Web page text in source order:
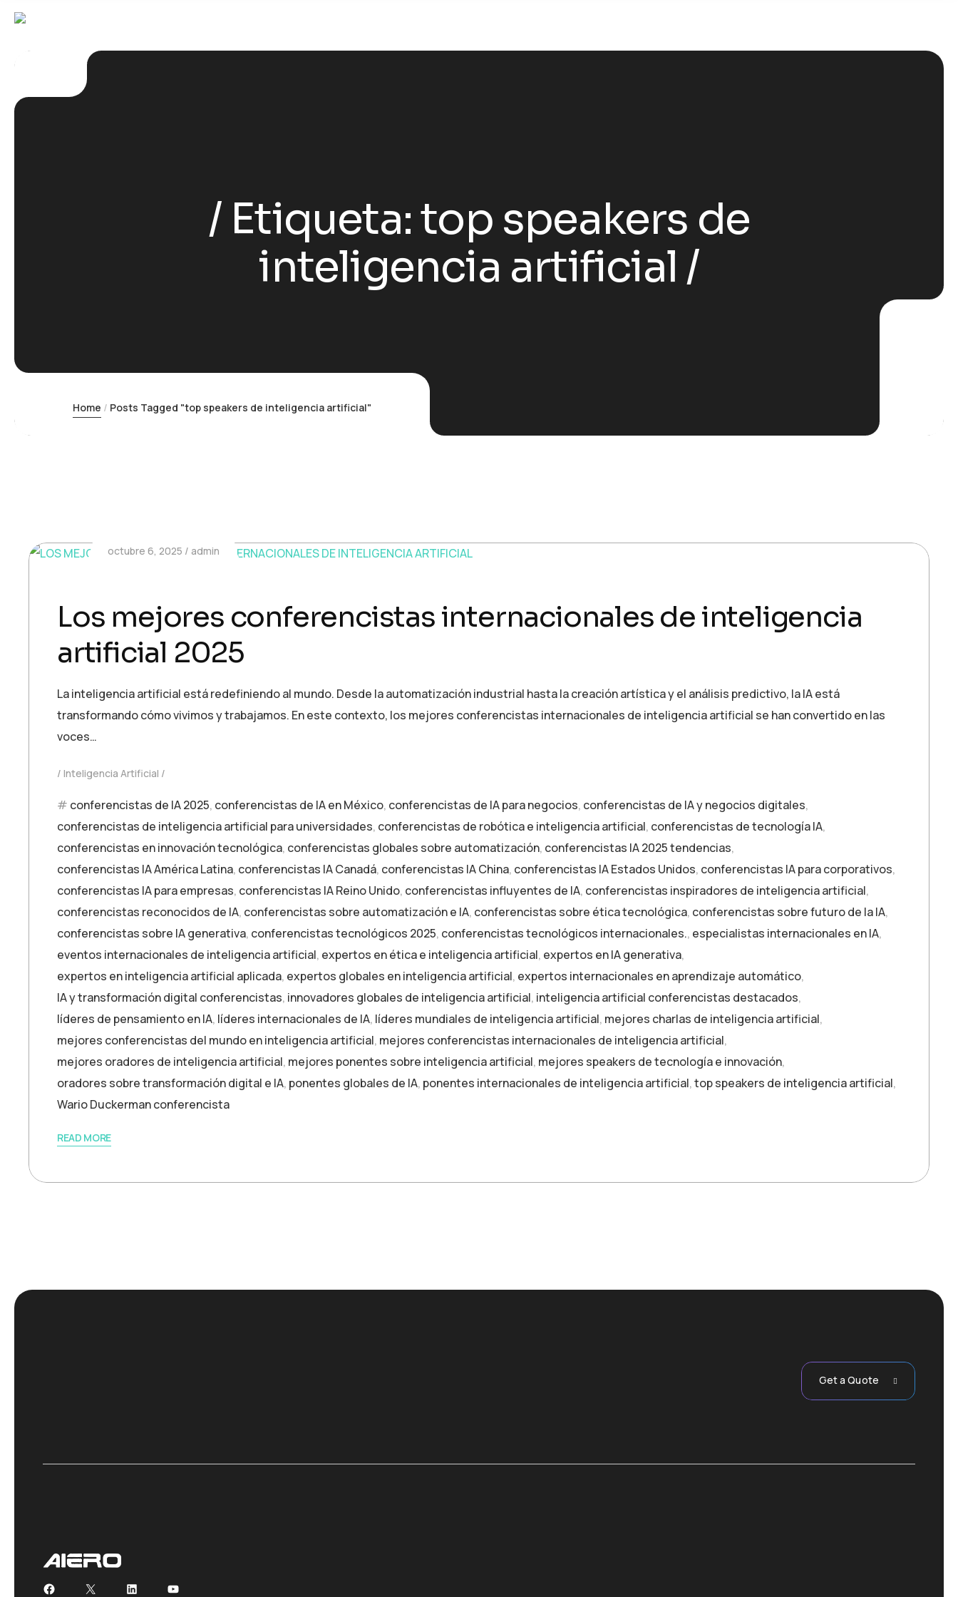
Etiqueta:top speakers de
inteligencia artificial
Home Posts Tagged "top speakers de inteligencia artificial"
octubre 6, 2025 admin
Los mejores conferencistas internacionales de inteligencia
artificial 2025
La inteligencia artificial está redefiniendo al mundo. Desde la automatización industrial hasta la creación artística y el análisis predictivo, la IA está
transformando cómo vivimos y trabajamos. En este contexto, los mejores conferencistas internacionales de inteligencia artificial se han convertido en las
voces…
Inteligencia Artificial
conferencistas de IA 2025, conferencistas de IA en México, conferencistas de IA para negocios, conferencistas de IA y negocios digitales,
conferencistas de inteligencia artificial para universidades, conferencistas de robótica e inteligencia artificial, conferencistas de tecnología IA,
conferencistas en innovación tecnológica, conferencistas globales sobre automatización, conferencistas IA 2025 tendencias,
conferencistas IA América Latina, conferencistas IA Canadá, conferencistas IA China, conferencistas IA Estados Unidos, conferencistas IA para corporativos,
conferencistas IA para empresas, conferencistas IA Reino Unido, conferencistas influyentes de IA, conferencistas inspiradores de inteligencia artificial,
conferencistas reconocidos de IA, conferencistas sobre automatización e IA, conferencistas sobre ética tecnológica, conferencistas sobre futuro de la IA,
conferencistas sobre IA generativa, conferencistas tecnológicos 2025, conferencistas tecnológicos internacionales., especialistas internacionales en IA,
eventos internacionales de inteligencia artificial, expertos en ética e inteligencia artificial, expertos en IA generativa,
expertos en inteligencia artificial aplicada, expertos globales en inteligencia artificial, expertos internacionales en aprendizaje automático,
IA y transformación digital conferencistas, innovadores globales de inteligencia artificial, inteligencia artificial conferencistas destacados,
líderes de pensamiento en IA, líderes internacionales de IA, líderes mundiales de inteligencia artificial, mejores charlas de inteligencia artificial,
mejores conferencistas del mundo en inteligencia artificial, mejores conferencistas internacionales de inteligencia artificial,
mejores oradores de inteligencia artificial, mejores ponentes sobre inteligencia artificial, mejores speakers de tecnología e innovación,
oradores sobre transformación digital e IA, ponentes globales de IA, ponentes internacionales de inteligencia artificial,top speakers de inteligencia artificial,
Wario Duckerman conferencista
READ MORE
Get a Quote
Facebook
X LinkedInYouTube